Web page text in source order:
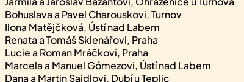
Bohuslava a Pavel Charouskovi, Turnov
Ilona Matějčková, Ústí nad Labem
Renata a Tomáš Sklenářovi, Praha
Lucie a Roman Mráčkovi, Praha
Marcela a Manuel Gómezovi, Ústí nad Labem
Dana a Martin Sajdlovi, Dubí u Teplic